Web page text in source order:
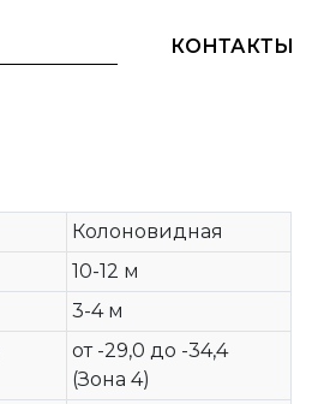
КОНТАКТЫ
Колоновидная
10-12 м
3-4 м
от -29,0 до -34,4
(Зона 4)